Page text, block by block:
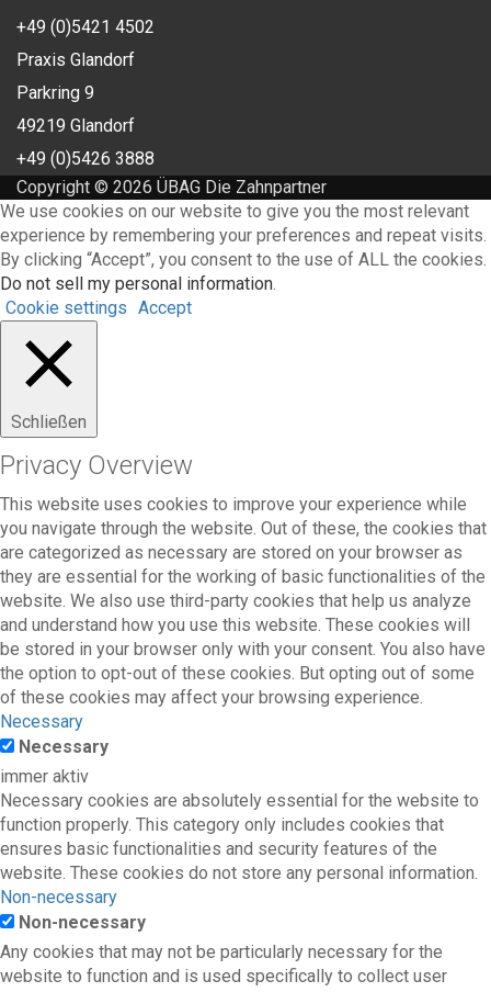
+49 (0)5421 4502
Praxis Glandorf
Parkring 9
49219 Glandorf
+49 (0)5426 3888
Copyright © 2026 ÜBAG Die Zahnpartner
We use cookies on our website to give you the most relevant
experience by remembering your preferences and repeat visits.
By clicking “Accept”, you consent to the use of ALL the cookies.
Do not sell my personal information
Cookie settings Accept
Schließen
Privacy Overview
This website uses cookies to improve your experience while
you navigate through the website. Out of these, the cookies that
are categorized as necessary are stored on your browser as
they are essential for the working of basic functionalities of the
website. We also use third-party cookies that help us analyze
and understand how you use this website. These cookies will
be stored in your browser only with your consent. You also have
the option to opt-out of these cookies. But opting out of some
of these cookies may affect your browsing experience.
Necessary
Necessary
immer aktiv
Necessary cookies are absolutely essential for the website to
function properly. This category only includes cookies that
ensures basic functionalities and security features of the
website. These cookies do not store any personal information.
Non-necessary
Non-necessary
Any cookies that may not be particularly necessary for the
website to function and is used specifically to collect user